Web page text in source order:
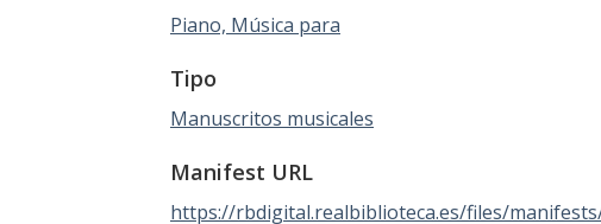
Piano, Música para
Tipo
Manuscritos musicales
Manifest URL
https://rbdigital.realbiblioteca.es/files/manifests/